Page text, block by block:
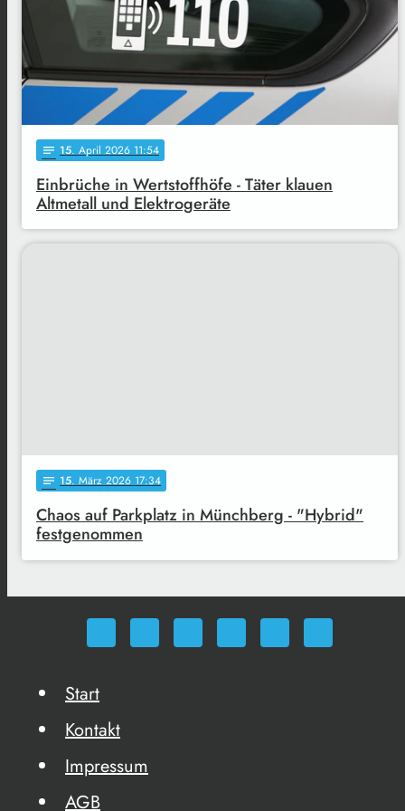
notes 15. April 2026 11:54
Einbrüche in Wertstoffhöfe - Täter klauen
Altmetall und Elektrogeräte
notes 15. März 2026 17:34
Chaos auf Parkplatz in Münchberg - "Hybrid"
festgenommen
Start
Kontakt
Impressum
AGB